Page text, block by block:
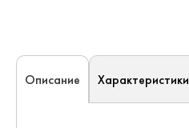
Описание Характеристики